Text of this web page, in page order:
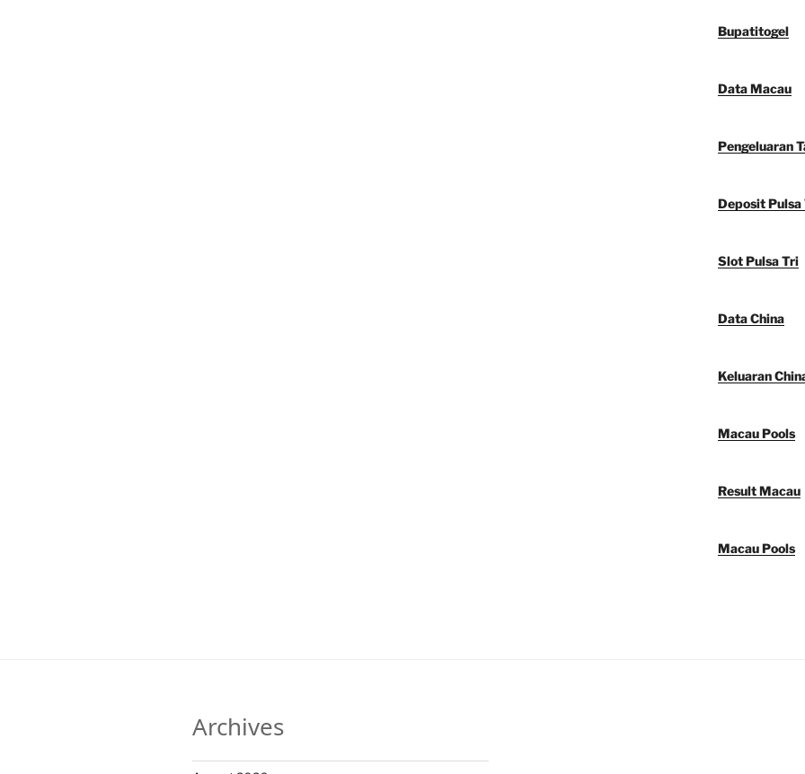
Bupatitogel
Data Macau
Pengeluaran
Deposit Pulsa
Slot Pulsa Tri
Data China
Keluaran
Macau Pools
Result Macau
Macau Pools
Archives